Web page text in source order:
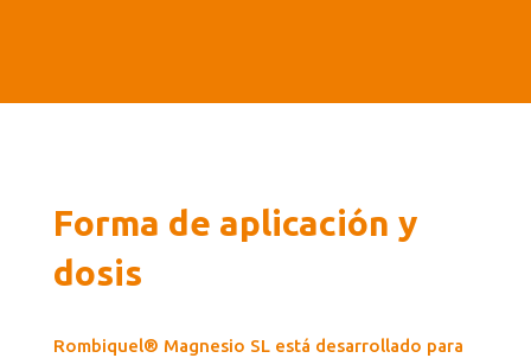
Forma de aplicación y
dosis
Rombiquel® Magnesio SL está desarrollado para